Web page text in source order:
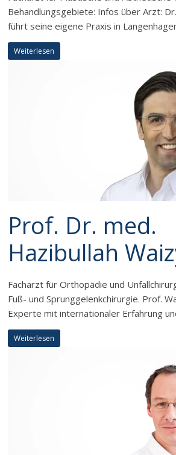
Behandlungsgebiete: Infos über Arzt:
führt seine eigene Praxis in
Weiterlesen
Prof. Dr. med.
Hazibullah
Facharzt für Orthopädie und
Fuß- und Sprunggelenkchirurgie. Prof.
Experte mit internationaler Erfahrung
Weiterlesen